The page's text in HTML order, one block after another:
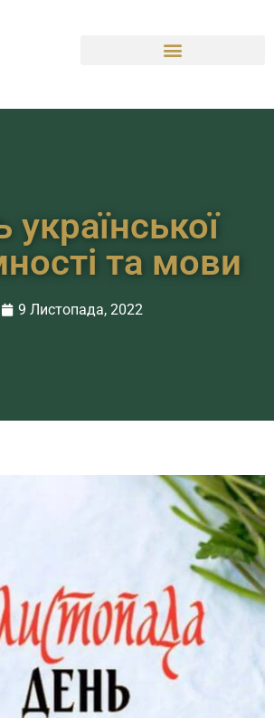
української
та мови
9 Листопада, 2022